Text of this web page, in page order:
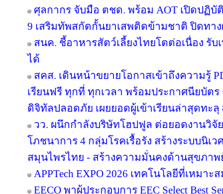
ศุลกากร จับมือ ตชด. พร้อม AOT เปิดปฏิบัติ
9 เสริมทัพสกัดกั้นยาเสพติดข้ามชาติ ปิดท
สนค. ชี้อาหารสัตว์เลี้ยงไทยโตต่อเนื่อง รั
ได้
สคส. เดินหน้าขยายโอกาสเข้าถึงความรู้
เรียนฟรี ทุกที่ ทุกเวลา พร้อมประกาศนียบั
ดิจิทัลปลอดภัย เผยยอดผู้เข้าเรียนล่าสุดทะ
วว. ผนึกกำลังบริษัทโฮปฟูล ต่อยอดงานวิ
โภชนาการ 4 กลุ่มโรคเรื้อรัง สร้างระบบนิเ
สมุนไพรไทย - สร้างความมั่นคงด้านสุขภาพ
APPTech EXPO 2026 เทคโนโลยีที่เหมา
EECO พาผู้ประกอบการ EEC Select Best